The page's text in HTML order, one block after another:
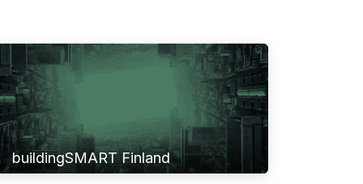
buildingSMART Finland